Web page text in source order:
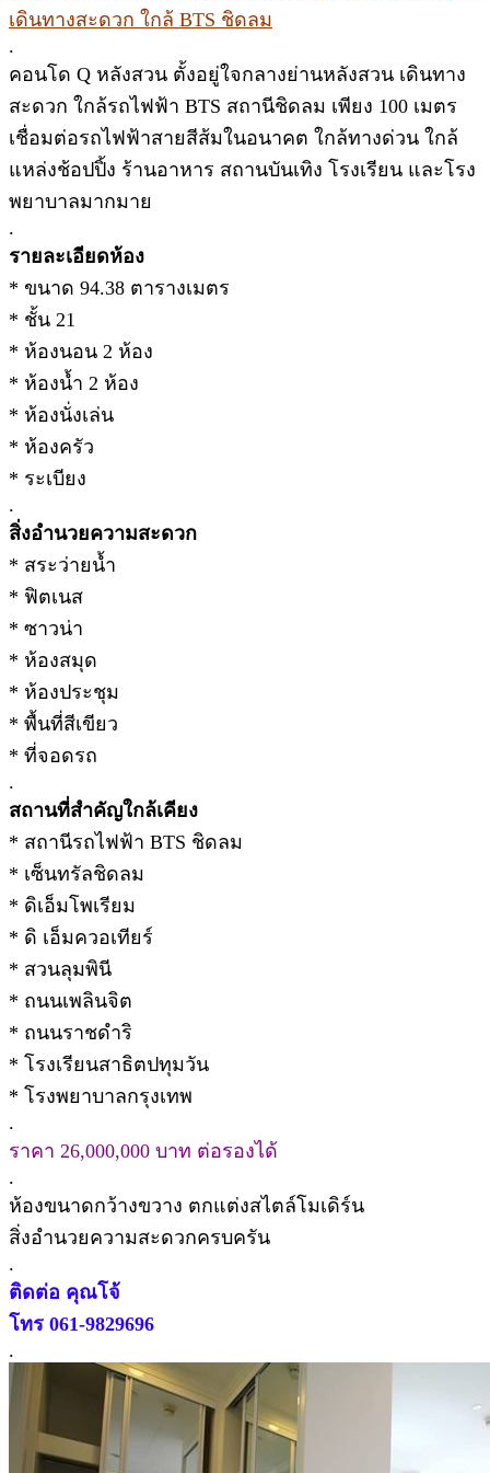
เดินทางสะดวก ใกล้ BTS ชิดลม
.
คอนโด Q หลังสวน ตั้งอยู่ใจกลางย่านหลังสวน เดินทาง
สะดวก ใกล้รถไฟฟ้า BTS สถานีชิดลม เพียง 100 เมตร
เชื่อมต่อรถไฟฟ้าสายสีส้มในอนาคต ใกล้ทางด่วน ใกล้
แหล่งช้อปปิ้ง ร้านอาหาร สถานบันเทิง โรงเรียน และโรง
พยาบาลมากมาย
.
รายละเอียดห้อง
* ขนาด 94.38 ตารางเมตร
* ชั้น 21
* ห้องนอน 2 ห้อง
* ห้องน้ำ 2 ห้อง
* ห้องนั่งเล่น
* ห้องครัว
* ระเบียง
.
สิ่งอำนวยความสะดวก
* สระว่ายน้ำ
* ฟิตเนส
* ซาวน่า
* ห้องสมุด
* ห้องประชุม
* พื้นที่สีเขียว
* ที่จอดรถ
.
สถานที่สำคัญใกล้เคียง
* สถานีรถไฟฟ้า BTS ชิดลม
* เซ็นทรัลชิดลม
* ดิเอ็มโพเรียม
* ดิ เอ็มควอเทียร์
* สวนลุมพินี
* ถนนเพลินจิต
* ถนนราชดำริ
* โรงเรียนสาธิตปทุมวัน
* โรงพยาบาลกรุงเทพ
.
ราคา 26,000,000 บาท ต่อรองได้
.
ห้องขนาดกว้างขวาง ตกแต่งสไตล์โมเดิร์น
สิ่งอำนวยความสะดวกครบครัน
.
ติดต่อ คุณโจ้
โทร 061-9829696
.